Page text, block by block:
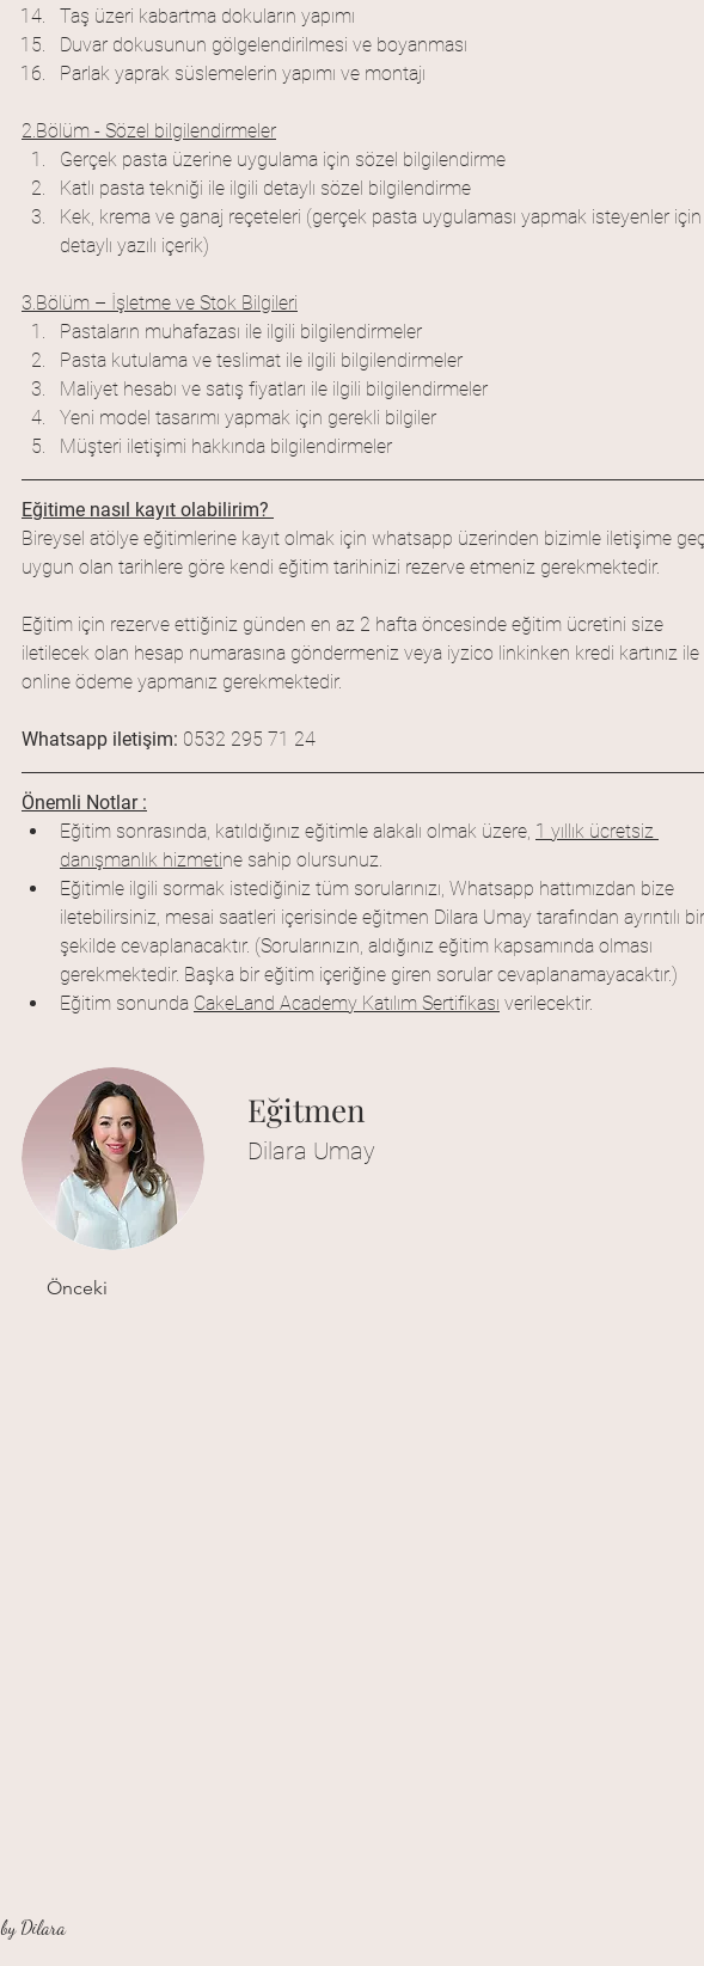
Taş üzeri kabartma dokuların yapımı
Duvar dokusunun gölgelendirilmesi ve boyanması
Parlak yaprak süslemelerin yapımı ve montajı
2.Bölüm - Sözel bilgilendirmeler
Gerçek pasta üzerine uygulama için sözel bilgilendirme
Katlı pasta tekniği ile ilgili detaylı sözel bilgilendirme
Kek, krema ve ganaj reçeteleri (gerçek pasta uygulaması yapmak isteyenler
detaylı yazılı içerik)
3.Bölüm – İşletme ve Stok Bilgileri
Pastaların muhafazası ile ilgili bilgilendirmeler
Pasta kutulama ve teslimat ile ilgili bilgilendirmeler
Maliyet hesabı ve satış fiyatları ile ilgili bilgilendirmeler
Yeni model tasarımı yapmak için gerekli bilgiler
Müşteri iletişimi hakkında bilgilendirmeler
Eğitime nasıl kayıt olabilirim?
Bireysel atölye eğitimlerine kayıt olmak için whatsapp üzerinden bizimle iletişime
uygun olan tarihlere göre kendi eğitim tarihinizi rezerve etmeniz gerekmektedir.
Eğitim için rezerve ettiğiniz günden en az 2 hafta öncesinde eğitim ücretini size
iletilecek olan hesap numarasına göndermeniz veya iyzico linkinken kredi kartınız ile
online ödeme yapmanız gerekmektedir.
Whatsapp iletişim: 0532 295 71 24
Önemli Notlar :
Eğitim sonrasında, katıldığınız eğitimle alakalı olmak üzere, 1 yıllık ücretsiz
danışmanlık hizmetine sahip olursunuz.
Eğitimle ilgili sormak istediğiniz tüm sorularınızı, Whatsapp hattımızdan bize
iletebilirsiniz, mesai saatleri içerisinde eğitmen Dilara Umay tarafından ayrıntılı
şekilde cevaplanacaktır. (Sorularınızın, aldığınız eğitim kapsamında olması
gerekmektedir. Başka bir eğitim içeriğine giren sorular cevaplanamayacaktır.)
Eğitim sonunda CakeLand Academy Katılım Sertifikası verilecektir.
Eğitmen
Dilara Umay
Önceki
by Dilara